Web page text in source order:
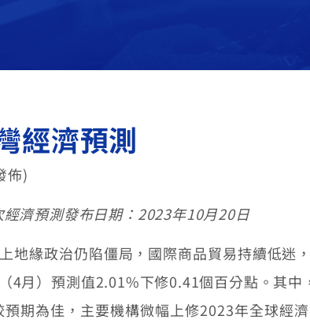
經濟預測
佈)
經濟預測發布日期：2023年10月20日
緣政治仍陷僵局，國際商品貿易持續低迷
4月）預測值2.01%下修0.41個百分點。其中
期為佳，主要機構微幅上修2023年全球經